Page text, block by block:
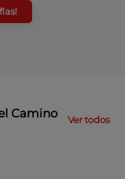
Camino
Ver todos